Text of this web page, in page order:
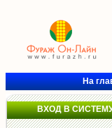
На
ВХОД В